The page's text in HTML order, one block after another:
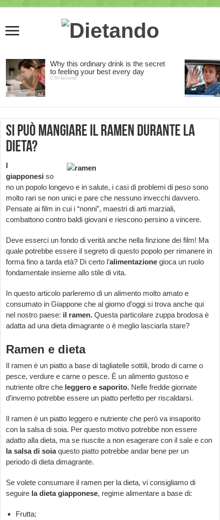
Si può mangiare il ramen durante la
dieta?
I
giapponesiso
no un popolo longevo e in salute, i casi di problemi di peso sono
molto rari se non unici e pare che nessuno invecchi davvero.
Pensate ai film in cui i “nonni”, maestri di arti marziali,
combattono contro baldi giovani e riescono persino a vincere.
Deve esserci un fondo di verità anche nella finzione dei film! Ma
quale potrebbe essere il segreto di questo popolo per rimanere in
forma fino a tarda età? Di certo l’alimentazione gioca un ruolo
fondamentale insieme allo stile di vita.
In questo articolo parleremo di un alimento molto amato e
consumato in Giappone che al giorno d’oggi si trova anche qui
nel nostro paese: il ramen. Questa particolare zuppa brodosa è
adatta ad una dieta dimagrante o è meglio lasciarla stare?
Ramen e dieta
Il ramen è un piatto a base di tagliatelle sottili, brodo di carne o
pesce, verdure e carne o pesce. È un alimento gustoso e
nutriente oltre che leggero e saporito. Nelle fredde giornate
d’inverno potrebbe essere un piatto perfetto per riscaldarsi.
Il ramen è un piatto leggero e nutriente che però va insaporito
con la salsa di soia. Per questo motivo potrebbe non essere
adatto alla dieta, ma se riuscite a non esagerare con il sale e con
la salsa di soiaquesto piatto potrebbe andar bene per un
periodo di dieta dimagrante.
Se volete consumare il ramen per la dieta, vi consigliamo di
seguire la dieta giapponese, regime alimentare a base di:
Frutta;